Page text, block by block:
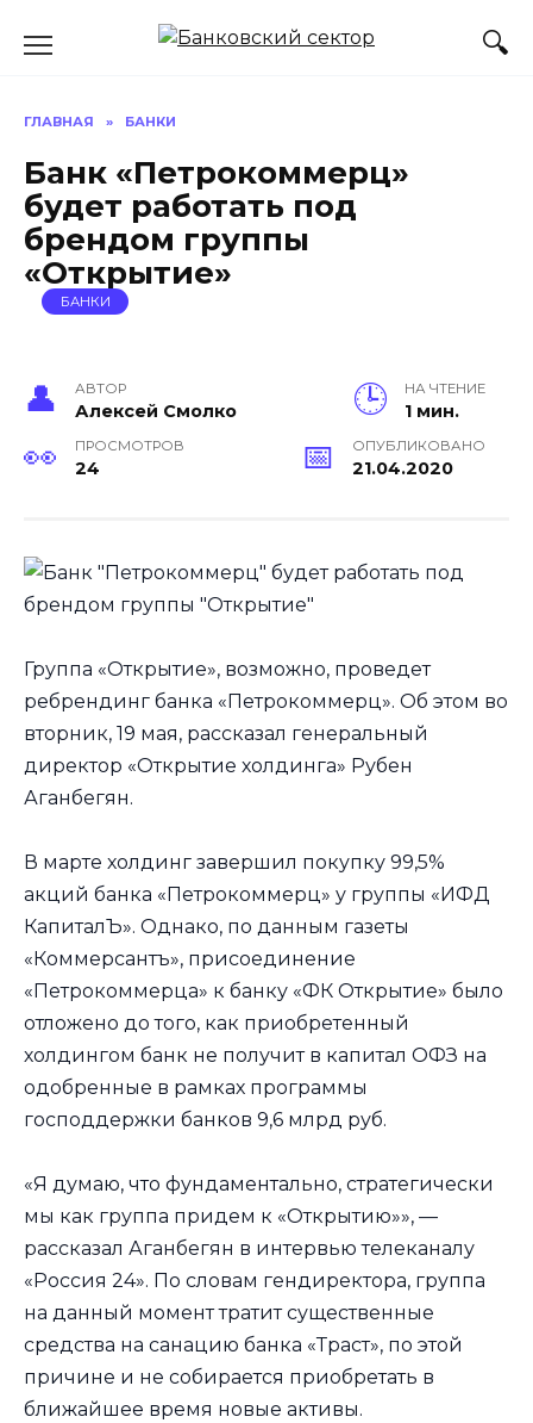
ГЛАВНАЯ » БАНКИ
Банк «Петрокоммерц»
будет работать под
брендом группы
«Открытие»
БАНКИ
АВТОР
Алексей Смолко
НА ЧТЕНИЕ
1 мин.
ПРОСМОТРОВ
24
ОПУБЛИКОВАНО
21.04.2020
Группа «Открытие», возможно, проведет
ребрендинг банка «Петрокоммерц». Об этом во
вторник, 19 мая, рассказал генеральный
директор «Открытие холдинга» Рубен
Аганбегян.
В марте холдинг завершил покупку 99,5%
акций банка «Петрокоммерц» у группы «ИФД
КапиталЪ». Однако, по данным газеты
«Коммерсантъ», присоединение
«Петрокоммерца» к банку «ФК Открытие» было
отложено до того, как приобретенный
холдингом банк не получит в капитал ОФЗ на
одобренные в рамках программы
господдержки банков 9,6 млрд руб.
«Я думаю, что фундаментально, стратегически
мы как группа придем к «Открытию»», —
рассказал Аганбегян в интервью телеканалу
«Россия 24». По словам гендиректора, группа
на данный момент тратит существенные
средства на санацию банка «Траст», по этой
причине и не собирается приобретать в
ближайшее время новые активы.